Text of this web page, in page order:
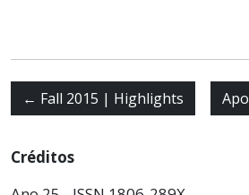
← Fall 2015 | Highlights
Créditos